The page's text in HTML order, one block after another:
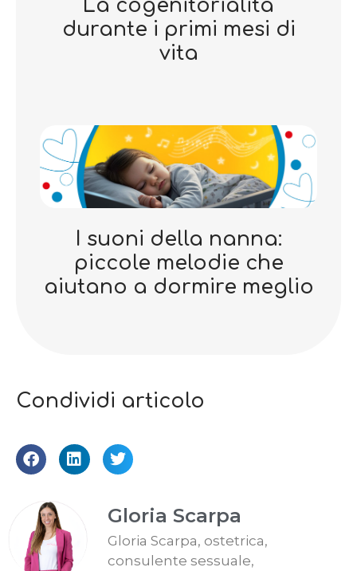
La cogenitorialità
durante i primi mesi di
vita
I suoni della nanna:
piccole melodie che
aiutano a dormire meglio
Condividi articolo
Gloria Scarpa
Gloria Scarpa, ostetrica,
consulente sessuale,